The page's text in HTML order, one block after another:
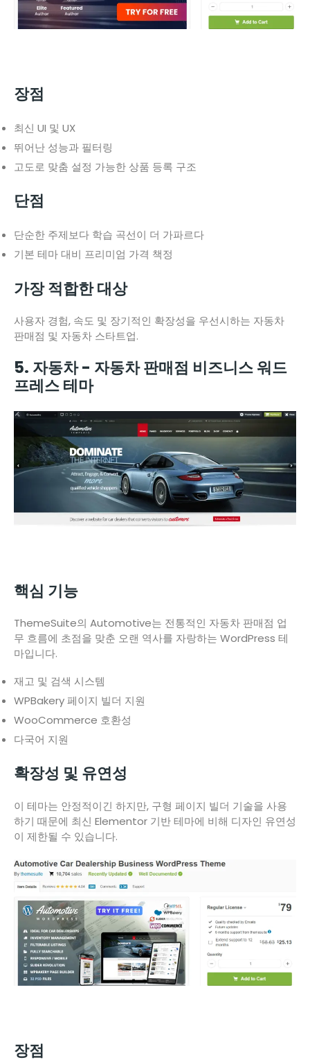
장점
최신 UI 및 UX
뛰어난 성능과 필터링
고도로 맞춤 설정 가능한 상품 등록 구조
단점
단순한 주제보다 학습 곡선이 더 가파르다
기본 테마 대비 프리미엄 가격 책정
가장 적합한 대상
사용자 경험, 속도 및 장기적인 확장성을 우선시하는 자동차
판매점 및 자동차 스타트업.
5. 자동차 - 자동차 판매점 비즈니스 워드
프레스 테마
핵심 기능
ThemeSuite의 Automotive는 전통적인 자동차 판매점 업
무 흐름에 초점을 맞춘 오랜 역사를 자랑하는 WordPress 테
마입니다.
재고 및 검색 시스템
WPBakery 페이지 빌더 지원
WooCommerce 호환성
다국어 지원
확장성 및 유연성
이 테마는 안정적이긴 하지만, 구형 페이지 빌더 기술을 사용
하기 때문에 최신 Elementor 기반 테마에 비해 디자인 유연성
이 제한될 수 있습니다.
장점